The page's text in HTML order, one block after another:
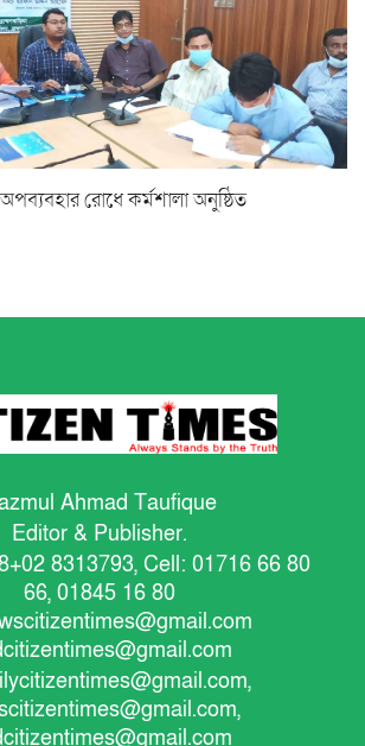
রোধে কর্মশালা অনুষ্ঠিত
Ahmad Taufique
Editor & Publisher.
8313793, Cell: 01716 66 80
66, 01845 16 80
,
,